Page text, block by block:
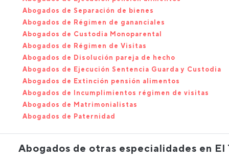
Abogados de Separación de bienes
Abogados de Régimen de gananciales
Abogados de Custodia Monoparental
Abogados de Régimen de Visitas
Abogados de Disolución pareja de hecho
Abogados de Ejecución Sentencia Guarda y Custodia
Abogados de Extinción pensión alimentos
Abogados de Incumplimientos régimen de visitas
Abogados de Matrimonialistas
Abogados de Paternidad
Abogados de otras especialidades en El